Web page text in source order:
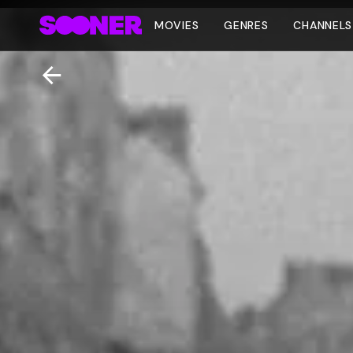
MOVIES GENRES CHANNELS